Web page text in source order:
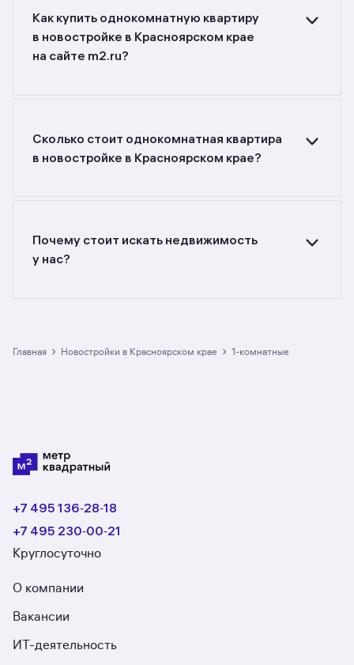
Как купить однокомнатную квартиру
в новостройке в Красноярском крае
на сайте m2.ru?
в разделе.
Сколько стоит однокомнатная квартира
в новостройке в Красноярском крае?
Площадь составляет от 81,51 до 81,51 кв. м.,
цена квадратного метра — от 282 899
до 282 899 руб.
Почему стоит искать недвижимость
у нас?
в разделе размещено 46 ЖК. Гарантия сделки:
Главная › Новостройки в Красноярском крае › 1-комнатные
+7 495 136‑28‑18
+7 495 230‑00‑21
Круглосуточно
О компании
Вакансии
ИТ-деятельность